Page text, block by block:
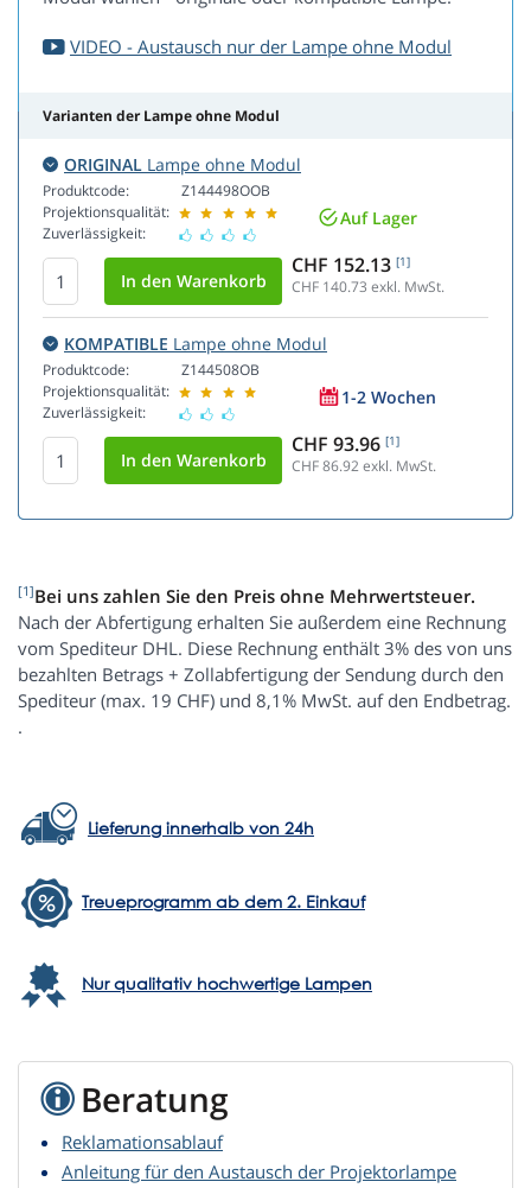
VIDEO - Austausch nur der Lampe ohne Modul
Varianten der Lampe ohne Modul
ORIGINAL Lampe ohne Modul
Produktcode:
Projektionsqualität:
Zuverlässigkeit:
Z144498OOB
Auf Lager
CHF 152.13 [1]
CHF 140.73 exkl. MwSt.
KOMPATIBLE Lampe ohne Modul
Produktcode:
Projektionsqualität:
Zuverlässigkeit:
Z144508OB
1-2 Wochen
CHF 93.96 [1]
CHF 86.92exkl. MwSt.
[1]Bei uns zahlen Sie den Preis ohne Mehrwertsteuer.
Nach der Abfertigung erhalten Sie außerdem eine Rechnung
vom Spediteur DHL. Diese Rechnung enthält 3% des von uns
bezahlten Betrags + Zollabfertigung der Sendung durch den
Spediteur (max. 19 CHF) und 8,1% MwSt. auf den Endbetrag.
.
Lieferung innerhalb von 24h
Treueprogramm ab dem 2. Einkauf
Nur qualitativ hochwertige Lampen
Beratung
Reklamationsablauf
Anleitung für den Austausch der Projektorlampe